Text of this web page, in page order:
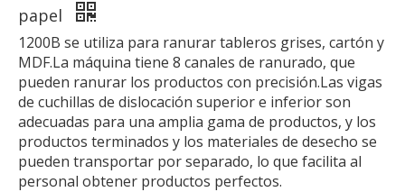
papel
1200B se utiliza para ranurar tableros grises, cartón y
MDF.La máquina tiene 8 canales de ranurado, que
pueden ranurar los productos con precisión.Las vigas
de cuchillas de dislocación superior e inferior son
adecuadas para una amplia gama de productos, y los
productos terminados y los materiales de desecho se
pueden transportar por separado, lo que facilita al
personal obtener productos perfectos.